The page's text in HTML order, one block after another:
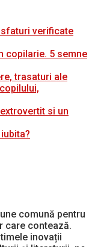
verificate
copilarie. 5 semne
trasaturi ale
si un
comună pentru
care contează.
inovații